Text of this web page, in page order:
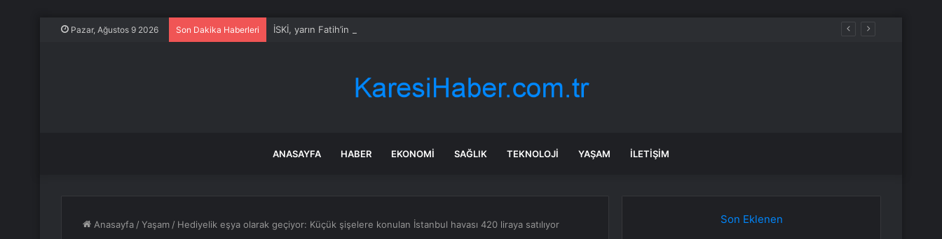
Pazar, Ağustos 9 2026 Son Dakika Haberleri İSKİ, yarın Fatih’in 3 mahallesinde su kesintisi uygulayacak
ANASAYFA HABER EKONOMI SAĞLIK TEKNOLOJI YAŞAM İLETIŞIM
Anasayfa /Yaşam / Hediyelik eşya olarak geçiyor: Küçük şişelere konulan İstanbul havası 420 liraya satılıyor Son Eklenen